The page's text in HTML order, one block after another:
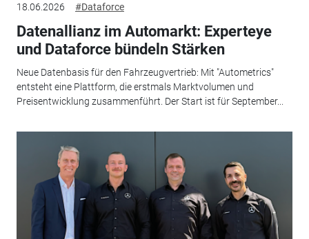
18.06.2026 #Dataforce
Datenallianz im Automarkt: Experteye
und Dataforce bündeln Stärken
Neue Datenbasis für den Fahrzeugvertrieb: Mit "Autometrics"
entsteht eine Plattform, die erstmals Marktvolumen und
Preisentwicklung zusammenführt. Der Start ist für September...